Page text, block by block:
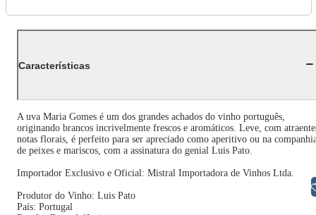
Características
A uva Maria Gomes é um dos grandes achados do vinho português,
originando brancos incrivelmente frescos e aromáticos. Leve, com
notas florais, é perfeito para ser apreciado como aperitivo ou na
de peixes e mariscos, com a assinatura do genial Luis Pato.
Importador Exclusivo e Oficial: Mistral Importadora de Vinhos Ltda.
Produtor do Vinho: Luis Pato
País: Portugal